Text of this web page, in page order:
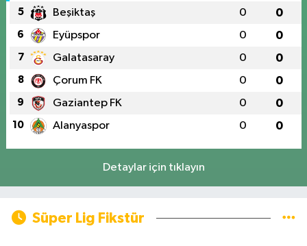
5 Beşiktaş 0 0
6 Eyüpspor 0 0
7 Galatasaray 0 0
8 Çorum FK 0 0
9 Gaziantep FK 0 0
10 Alanyaspor 0 0
Detaylar için tıklayın
Süper Lig Fikstür